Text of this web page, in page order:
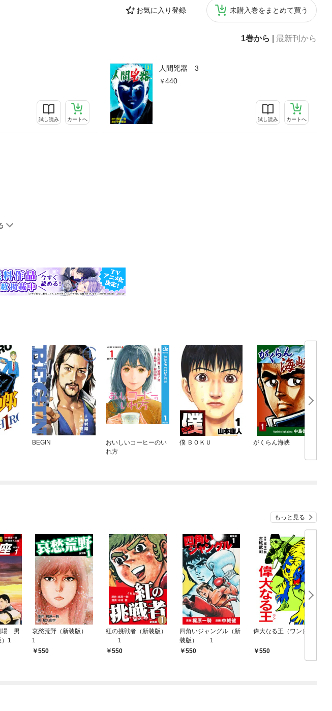
お気に入り登録 未購入巻をまとめて買う
1巻から 最新刊から
試し読み カートへ
人間兇器 3
440
試し読み カートへ
BEGIN
おいしいコーヒーのい
れ方
僕 ＢＯＫＵ がくらん海峡
もっと見る
場 男
）1
哀愁荒野（新装版）
1
550
紅の挑戦者（新装版）
1
550
四角いジャングル（新
装版） 1
550
偉大なる王（ワン）
550